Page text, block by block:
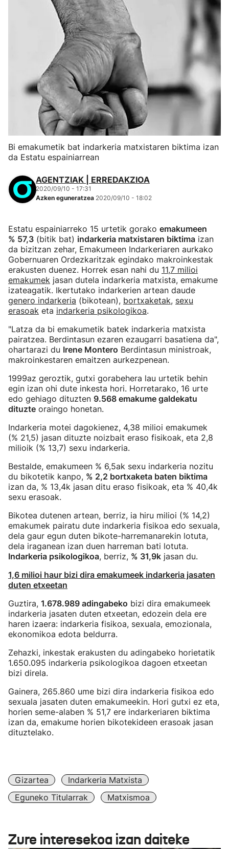
Bi emakumetik bat indarkeria matxistaren biktima izan
da Estatu espainiarrean
AGENTZIAK | ERREDAKZIOA
2020/09/10 - 17:31
Azken eguneratzea 2020/09/10 - 18:02
Estatu espainiarreko 15 urtetik gorako emakumeen
% 57,3 (bitik bat) indarkeria matxistaren biktima izan
da bizitzan zehar, Emakumeen Indarkeriaren aurkako
Gobernuaren Ordezkaritzak egindako makroinkestak
erakusten duenez. Horrek esan nahi du 11,7 milioi
emakumek jasan dutela indarkeria matxista, emakume
izateagatik. Ikertutako indarkerien artean daude
genero indarkeria (bikotean), bortxaketak, sexu
erasoak eta indarkeria psikologikoa.
"Latza da bi emakumetik batek indarkeria matxista
pairatzea. Berdintasun ezaren ezaugarri basatiena da",
ohartarazi du Irene Montero Berdintasun ministroak,
makroinkestaren emaitzen aurkezpenean.
1999az geroztik, gutxi gorabehera lau urtetik behin
egin izan ohi dute inkesta hori. Horretarako, 16 urte
edo gehiago dituzten 9.568 emakume galdekatu
dituzte oraingo honetan.
Indarkeria motei dagokienez, 4,38 milioi emakumek
(% 21,5) jasan dituzte noizbait eraso fisikoak, eta 2,8
milioik (% 13,7) sexu indarkeria.
Bestalde, emakumeen % 6,5ak sexu indarkeria nozitu
du bikotetik kanpo, % 2,2 bortxaketa baten biktima
izan da, % 13,4k jasan ditu eraso fisikoak, eta % 40,4k
sexu erasoak.
Bikotea dutenen artean, berriz, ia hiru milioi (% 14,2)
emakumek pairatu dute indarkeria fisikoa edo sexuala,
dela gaur egun duten bikote-harremanarekin lotuta,
dela iraganean izan duen harreman bati lotuta.
Indarkeria psikologikoa, berriz, % 31,9k jasan du.
1,6 milioi haur bizi dira emakumeek indarkeria jasaten
duten etxeetan
Guztira, 1.678.989 adingabeko bizi dira emakumeek
indarkeria jasaten duten etxeetan, edozein dela ere
haren izaera: indarkeria fisikoa, sexuala, emozionala,
ekonomikoa edota beldurra.
Zehazki, inkestak erakusten du adingabeko horietatik
1.650.095 indarkeria psikologikoa dagoen etxeetan
bizi direla.
Gainera, 265.860 ume bizi dira indarkeria fisikoa edo
sexuala jasaten duten emakumeekin. Hori gutxi ez eta,
horien seme-alaben % 51,7 ere indarkeriaren biktima
izan da, emakume horien bikotekideen erasoak jasan
dituztelako.
Gizartea
Indarkeria Matxista
Eguneko Titularrak
Matxismoa
Zure interesekoa izan daiteke